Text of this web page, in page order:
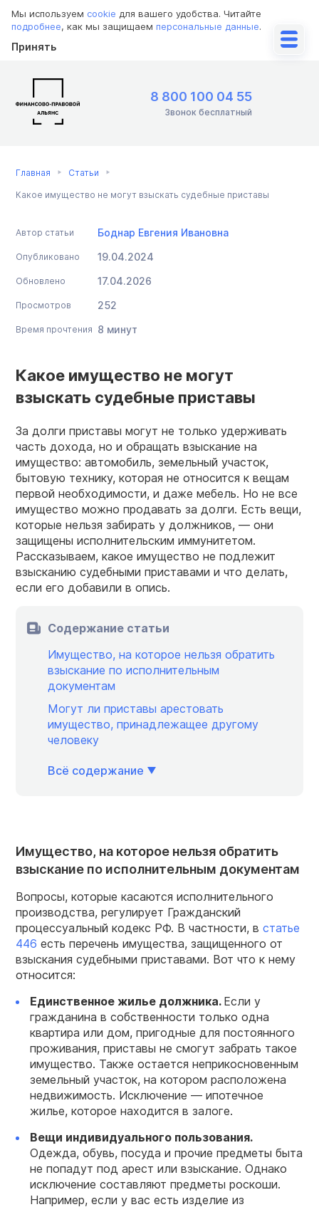
Мы используем cookie для вашего удобства. Читайте
подробнее, как мы защищаем персональные данные.
Принять
8 800 100 04 55
Звонок бесплатный
Главная Статьи
Какое имущество не могут взыскать судебные приставы
Автор статьи Боднар Евгения Ивановна
Опубликовано 19.04.2024
Обновлено 17.04.2026
Просмотров 252
Время прочтения 8 минут
Какое имущество не могут
взыскать судебные приставы
За долги приставы могут не только удерживать
часть дохода, но и обращать взыскание на
имущество: автомобиль, земельный участок,
бытовую технику, которая не относится к вещам
первой необходимости, и даже мебель. Но не все
имущество можно продавать за долги. Есть вещи,
которые нельзя забирать у должников, — они
защищены исполнительским иммунитетом.
Рассказываем, какое имущество не подлежит
взысканию судебными приставами и что делать,
если его добавили в опись.
Содержание статьи
Имущество, на которое нельзя обратить
взыскание по исполнительным
документам
Могут ли приставы арестовать
имущество, принадлежащее другому
человеку
Всё содержание
Имущество, на которое нельзя обратить
взыскание по исполнительным документам
Вопросы, которые касаются исполнительного
производства, регулирует Гражданский
процессуальный кодекс РФ. В частности, в статье
446 есть перечень имущества, защищенного от
взыскания судебными приставами. Вот что к нему
относится:
Единственное жилье должника. Если у
гражданина в собственности только одна
квартира или дом, пригодные для постоянного
проживания, приставы не смогут забрать такое
имущество. Также остается неприкосновенным
земельный участок, на котором расположена
недвижимость. Исключение — ипотечное
жилье, которое находится в залоге.
Вещи индивидуального пользования.
Одежда, обувь, посуда и прочие предметы быта
не попадут под арест или взыскание. Однако
исключение составляют предметы роскоши.
Например, если у вас есть изделие из